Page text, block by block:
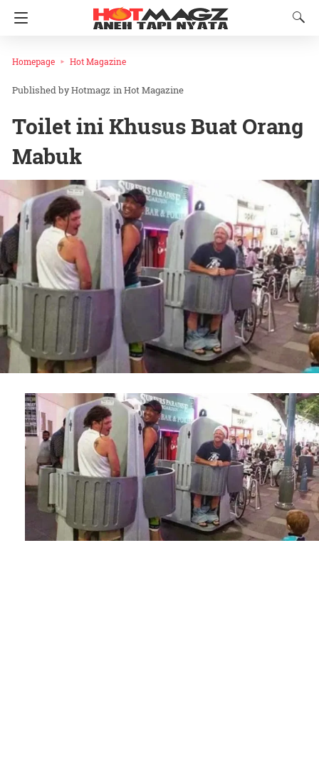
Homepage Hot Magazine
Hotmagz inHot Magazine
Toilet ini Khusus Buat Orang
Mabuk